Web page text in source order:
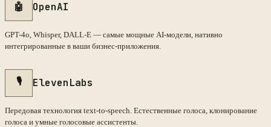
🤖 OpenAI
GPT-4o, Whisper, DALL-E — самые мощные AI-модели, нативно
интегрированные в ваши бизнес-приложения.
🎙️ ElevenLabs
Передовая технология text-to-speech. Естественные голоса, клонирование
голоса и умные голосовые ассистенты.